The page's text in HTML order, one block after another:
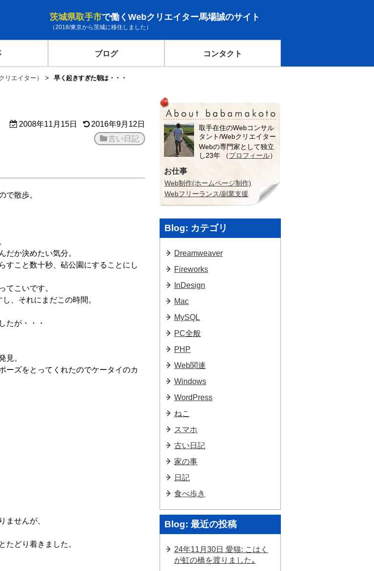
茨城県取手市で働くWebクリエイター馬場誠のサイト
（2018/東京から茨城に移住しました）
ブログ コンタクト
リエイター） 早く起きすぎた朝は・・・
2008年11月15日
2016年9月12日
古い日記
で散歩。
だか決めたい気分。
すこと数十秒、砧公園にすることにし
てこいです。
、それにまだこの時間。
たが・・・
見。
ーズをとってくれたのでケータイのカ
ませんが、
たどり着きました。
取手在住のWebコンサル
タント/Webクリエイター
Webの専門家として独立
し23年 （プロフィール）
お仕事
Web制作(ホームページ制作)
Webフリーランス/副業支援
Blog: カテゴリ
Dreamweaver
Fireworks
InDesign
Mac
MySQL
PC全般
PHP
Web関連
Windows
WordPress
ねこ
スマホ
古い日記
家の事
日記
食べ歩き
Blog: 最近の投稿
24年11月30日 愛猫: こはく
が虹の橋を渡りました｡